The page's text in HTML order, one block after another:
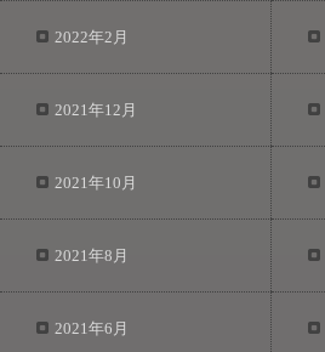
2022年2月
2021年12月
2021年10月
2021年8月
2021年6月